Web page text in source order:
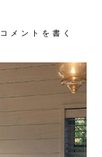
コメントを書く